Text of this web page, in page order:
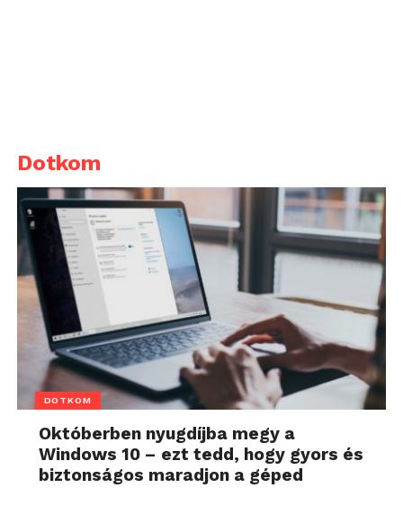
Dotkom
DOTKOM
Októberben nyugdíjba megy a
Windows 10 – ezt tedd, hogy gyors és
biztonságos maradjon a géped